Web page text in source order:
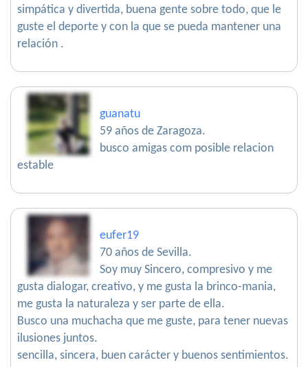
simpática y divertida, buena gente sobre todo, que le
guste el deporte y con la que se pueda mantener una
relación .
guanatu
59 años de Zaragoza.
busco amigas com posible relacion
estable
eufer19
70 años de Sevilla.
Soy muy Sincero, compresivo y me
gusta dialogar, creativo, y me gusta la brinco-mania,
me gusta la naturaleza y ser parte de ella.
Busco una muchacha que me guste, para tener nuevas
ilusiones juntos.
sencilla, sincera, buen carácter y buenos sentimientos.